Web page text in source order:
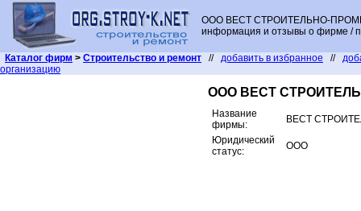
ООО ВЕСТ СТРОИТЕЛЬНО-
информация и отзывы о фирме /
Каталог фирм > Строительство и ремонт // добавить в избранное //
организацию
ООО ВЕСТ
Название
фирмы:
ВЕСТ
Юридический
статус:
ООО